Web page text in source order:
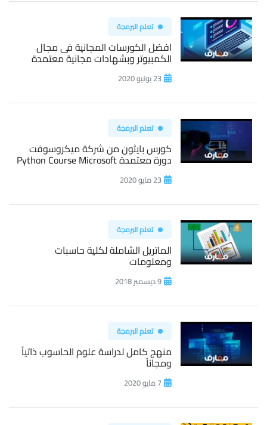
تعلم البرمجة
افضل الكورسات المجانية فى مجال
الكمبيوتر وبشهادات مجانية معتمدة
23 يوليو 2020
تعلم البرمجة
كورس بايثون من شركة ميكروسوفت
دورة معتمدة Python Course Microsoft
23 مايو 2020
تعلم البرمجة
الماتريل الشاملة لكلية حاسبات
ومعلومات
9 ديسمبر 2018
تعلم البرمجة
منهج كامل لدراسة علوم الحاسوب ذاتياً
ومجاناً
7 مايو 2020